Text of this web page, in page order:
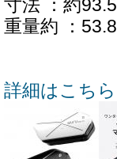
寸法 ：約
重量約 ：
詳細はこちら